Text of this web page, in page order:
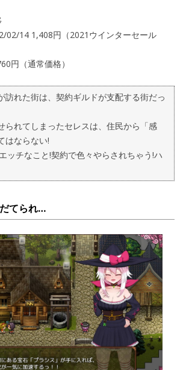
02/14 1,408円（2021ウインターセール
円（通常価格）
訪れた街は、契約ギルドが支配する街だっ
られてしまったセレスは、住民から「感
はならない!
ッチなこと!契約で色々やらされちゃう!ハ
てられ…